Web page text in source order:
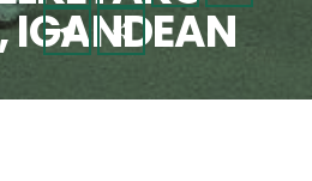
IGANDEAN